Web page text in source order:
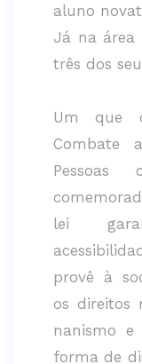
aluno
Já na área
três dos
Um que
Combate
lei
provê à
os direitos
nanismo
forma de